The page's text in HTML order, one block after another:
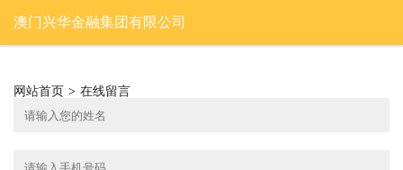
澳门兴华金融集团有限公司
网站首页 > 在线留言